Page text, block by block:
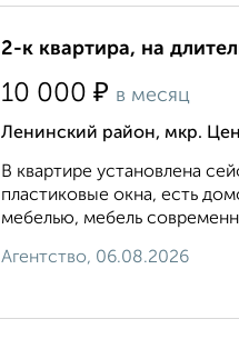
2-к квартира, на
10 000 ₽ в месяц
Ленинский район, мкр.
В квартире установлена
пластиковые окна, есть
мебелью, мебель
Агентство, 06.08.2026